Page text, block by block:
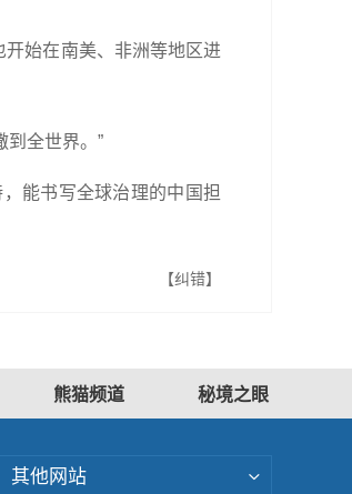
始在南美、非洲等地区进
到全世界。”
能书写全球治理的中国担
【纠错】
熊猫频道 秘境之眼
其他网站